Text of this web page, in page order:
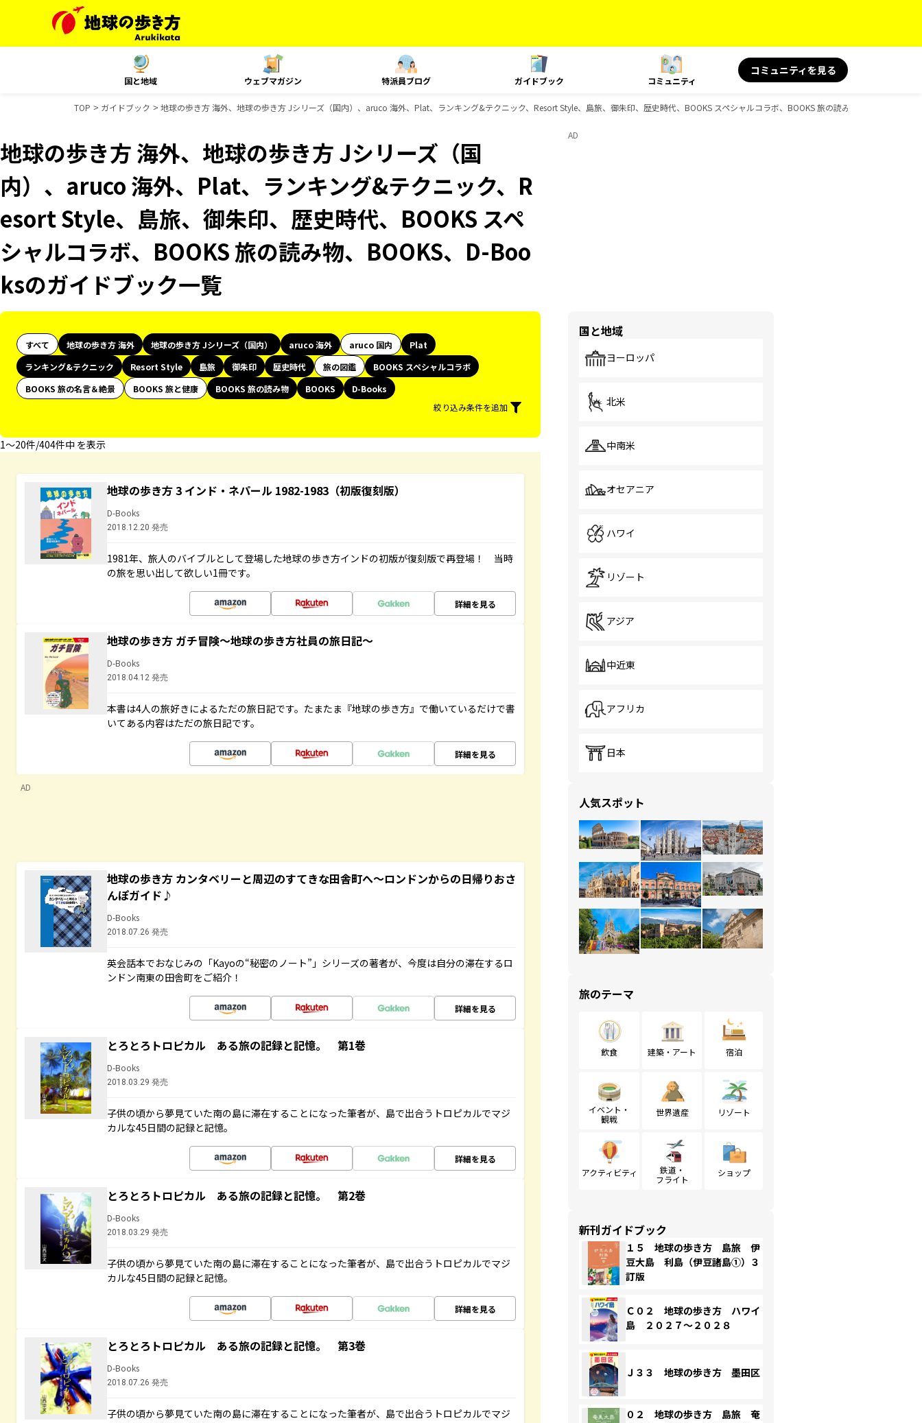
国と地域 ウェブマガジン 特派員ブログ ガイドブック コミュニティ
コミュニティを見る
TOP ガイドブック 地球の歩き方 海外、地球の歩き方 Jシリーズ（国内）、aruco 海外、Plat、ランキング&テクニック、Resort Style、島旅、御朱印、歴史時代、BOOKS スペシャルコラボ、BOOKS 旅の読み物、BOOKS、D-
地球の歩き方 海外、地球の歩き方 Jシリーズ（国
内）、aruco 海外、Plat、ランキング&テクニック、R
esort Style、島旅、御朱印、歴史時代、BOOKS スペ
シャルコラボ、BOOKS 旅の読み物、BOOKS、D-Boo
ksのガイドブック一覧
すべて 地球の歩き方 海外 地球の歩き方 Jシリーズ（国内） aruco 海外 aruco 国内
Plat
ランキング&テクニック
Resort Style 島旅 御朱印 歴史時代 旅の図鑑
BOOKS スペシャルコラボ
BOOKS 旅の名言＆絶景
BOOKS 旅と健康 BOOKS 旅の読み物 BOOKS
D-Books
絞り込み条件を追加
1〜20件/404件中 を表示
地球の歩き方 3 インド・ネパール 1982-1983（初版復刻版）
D-Books
2018.12.20 発売
1981年、旅人のバイブルとして登場した地球の歩き方インドの初版が復刻版で再登場！ 当時
の旅を思い出して欲しい1冊です。
詳細を見る
地球の歩き方 ガチ冒険～地球の歩き方社員の旅日記～
D-Books
2018.04.12 発売
本書は4人の旅好きによるただの旅日記です。たまたま『地球の歩き方』で働いているだけで書
いてある内容はただの旅日記です。
詳細を見る
AD
地球の歩き方 カンタベリーと周辺のすてきな田舎町へ～ロンドンからの日帰りおさ
んぽガイド♪
D-Books
2018.07.26 発売
英会話本でおなじみの「Kayoの“秘密のノート”」シリーズの著者が、今度は自分の滞在するロ
ンドン南東の田舎町をご紹介！
詳細を見る
とろとろトロピカル ある旅の記録と記憶。 第1巻
D-Books
2018.03.29 発売
子供の頃から夢見ていた南の島に滞在することになった筆者が、島で出合うトロピカルでマジ
カルな45日間の記録と記憶。
詳細を見る
とろとろトロピカル ある旅の記録と記憶。 第2巻
D-Books
2018.03.29 発売
子供の頃から夢見ていた南の島に滞在することになった筆者が、島で出合うトロピカルでマジ
カルな45日間の記録と記憶。
詳細を見る
とろとろトロピカル ある旅の記録と記憶。 第3巻
D-Books
2018.07.26 発売
子供の頃から夢見ていた南の島に滞在することになった筆者が、島で出合うトロピカルでマジ
AD
国と地域
ヨーロッパ
北米
中南米
オセアニア
ハワイ
リゾート
アジア
中近東
アフリカ
日本
人気スポット
旅のテーマ
飲食 建築・アート 宿泊
イベント・
観戦
世界遺産 リゾート
アクティビティ
鉄道・
フライト
ショップ
新刊ガイドブック
１５ 地球の歩き方 島旅 伊
豆大島 利島（伊豆諸島①）３
訂版
Ｃ０２ 地球の歩き方 ハワイ
島 ２０２７～２０２８
Ｊ３３ 地球の歩き方 墨田区
０２ 地球の歩き方 島旅 奄